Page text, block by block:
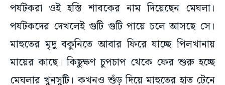
পর্যটকরা ওই হস্তি শাবকের নাম দিয়েছেন মেঘলা।
পর্যটকদের দেখলেই গুটি গুটি পায়ে চলে আসছে সে।
মাহুতের মৃদু বকুনিতে আবার ফিরে যাচ্ছে পিলখানায়
মায়ের কাছে। কিছুক্ষণ চুপচাপ থেকে ফের শুরু হচ্ছে
মেঘলার খুনসুটি। কখনও শুঁড় দিয়ে মাহুতের হাত টেনে